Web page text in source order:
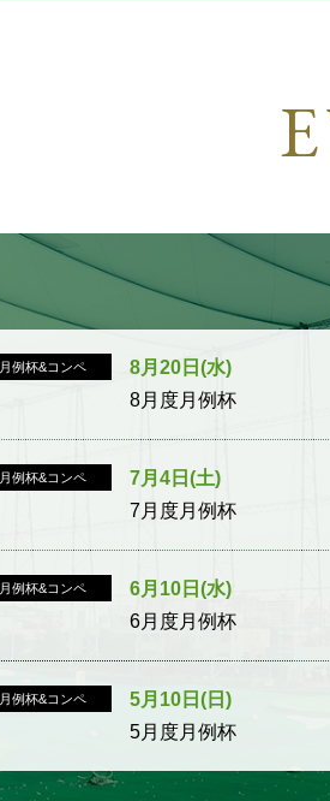
月例杯&コンペ
8月20日(水)
8月度月例杯
月例杯&コンペ
7月4日(土)
7月度月例杯
月例杯&コンペ
6月10日(水)
6月度月例杯
月例杯&コンペ
5月10日(日)
5月度月例杯